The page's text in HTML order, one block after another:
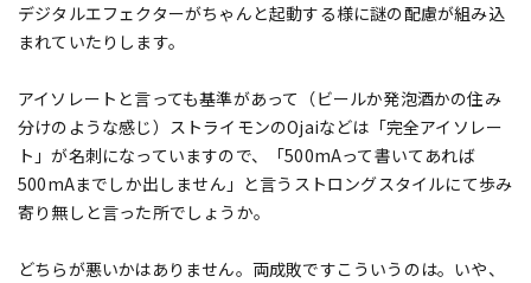
デジタルエフェクターがちゃんと起動する様に謎の配慮が組み込
まれていたりします。
アイソレートと言っても基準があって（ビールか発泡酒かの住み
分けのような感じ）ストライモンのOjaiなどは「完全アイソレー
ト」が名刺になっていますので、「500mAって書いてあれば
500mAまでしか出しません」と言うストロングスタイルにて歩み
寄り無しと言った所でしょうか。
どちらが悪いかはありません。両成敗ですこういうのは。いや、